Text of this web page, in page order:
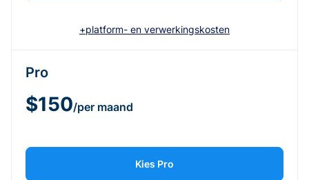
+platform- en verwerkingskosten
Pro
$150/per maand
Kies Pro